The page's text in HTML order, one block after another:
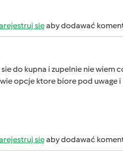
sięaby dodawać
do kupna i zupelnie nie wiem
opcje ktore biore pod uwage i
sięaby dodawać